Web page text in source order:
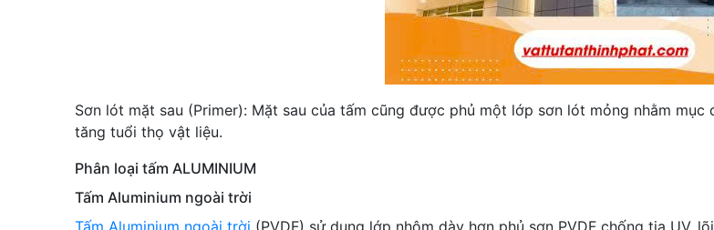
Sơn lót mặt sau (Primer): Mặt sau của tấm cũng được phủ một lớp sơn lót mỏng nhằm
tăng tuổi thọ vật liệu.
Phân loại tấm ALUMINIUM
Tấm Aluminium ngoài trời
Tấm Aluminium ngoài trời (PVDF) sử dụng lớp nhôm dày hơn phủ sơn PVDF chống tia UV,